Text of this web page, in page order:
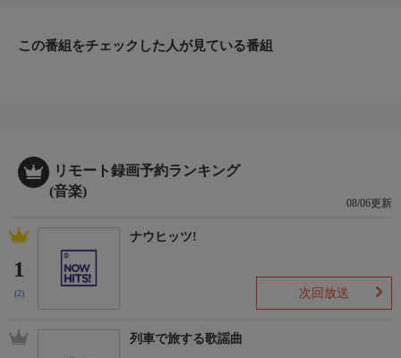
この番組をチェックした人が見ている番組
リモート録画予約ランキング
(音楽)
08/06更新
1
(2)
ナウヒッツ!
次回放送
列車で旅する歌謡曲